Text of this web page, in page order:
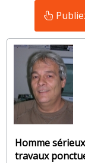
Homme
travaux